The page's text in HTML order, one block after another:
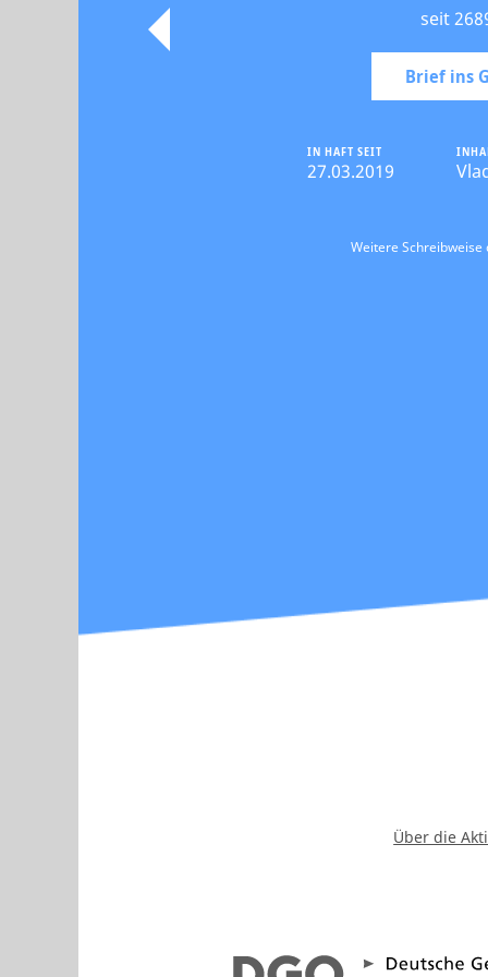
seit
Brief ins
IN HAFT SEIT
27.03.2019
Weitere Schreibweise
Über die